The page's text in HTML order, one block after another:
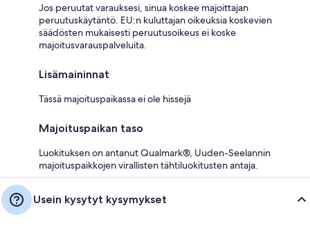
Jos peruutat varauksesi, sinua koskee majoittajan
peruutuskäytäntö. EU:n kuluttajan oikeuksia koskevien
säädösten mukaisesti peruutusoikeus ei koske
majoitusvarauspalveluita.
Lisämaininnat
Tässä majoituspaikassa ei ole hissejä
Majoituspaikan taso
Luokituksen on antanut Qualmark®, Uuden-Seelannin
majoituspaikkojen virallisten tähtiluokitusten antaja.
Usein kysytyt kysymykset